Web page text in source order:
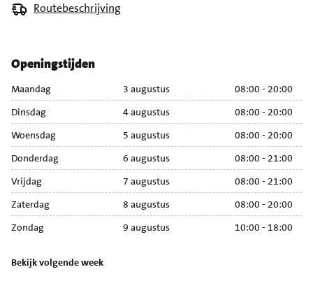
Routebeschrijving
Openingstijden
Maandag 3 augustus
08:00 - 20:00
Dinsdag
4 augustus
08:00 - 20:00
Woensdag
5 augustus
08:00 - 20:00
Donderdag
6 augustus
08:00 - 21:00
Vrijdag
7 augustus
08:00 - 21:00
Zaterdag
8 augustus
08:00 - 20:00
Zondag
9 augustus 10:00 - 18:00
Bekijk volgende week